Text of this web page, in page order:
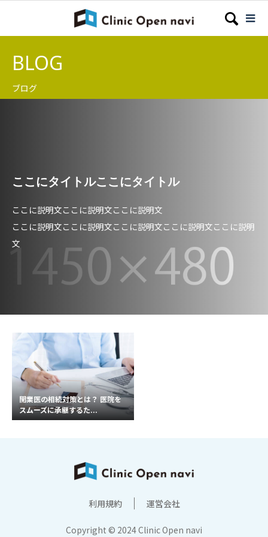
BLOG
ブログ
ここにタイトルここにタイトル
ここに説明文ここに説明文ここに説明文
ここに説明文ここに説明文ここに説明文ここに説明文ここに説明
文
開業医の相続対策とは？ 医院を
スムーズに承継するた...
利用規約 運営会社
Copyright © 2024 Clinic Open navi